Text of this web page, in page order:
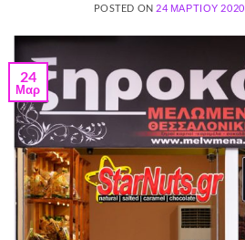
POSTED ON 24 ΜΑΡΤΊΟΥ 2020
24
Μαρ